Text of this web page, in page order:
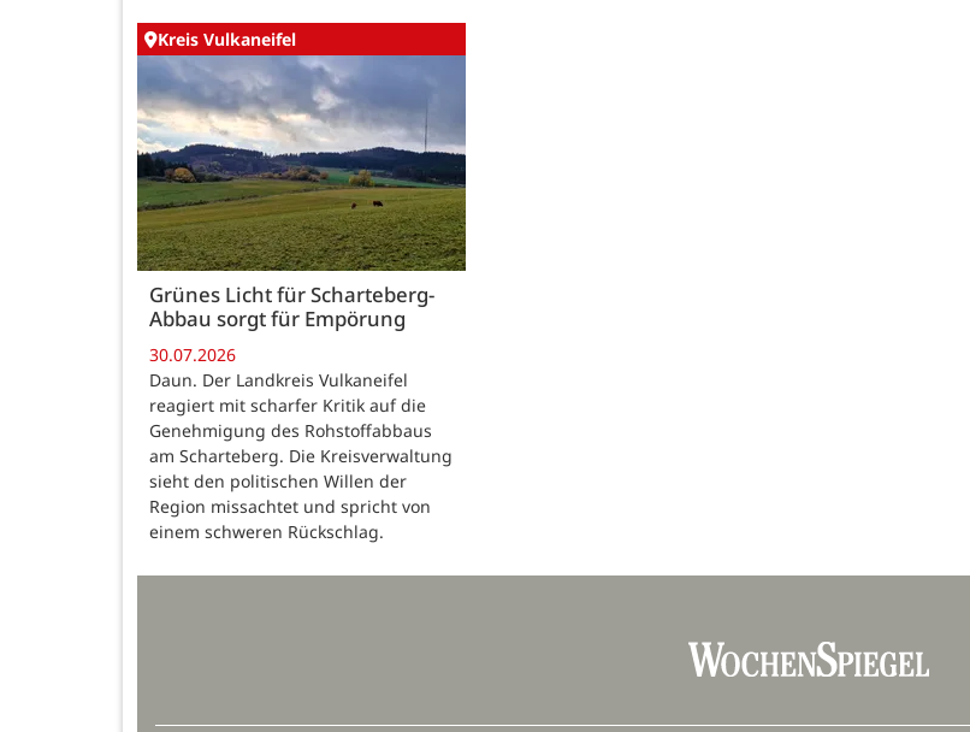
Kreis Vulkaneifel
Grünes Licht für Scharteberg-
Abbau sorgt für Empörung
30.07.2026
Daun. Der Landkreis Vulkaneifel
reagiert mit scharfer Kritik auf die
Genehmigung des Rohstoffabbaus
am Scharteberg. Die Kreisverwaltung
sieht den politischen Willen der
Region missachtet und spricht von
einem schweren Rückschlag.